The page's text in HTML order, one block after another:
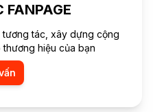
FANPAGE
tác, xây dựng cộng
hiệu của bạn